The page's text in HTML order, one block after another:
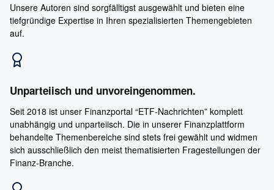
Unsere Autoren sind sorgfälltigst ausgewählt und bieten eine
tiefgründige Expertise in Ihren spezialisierten Themengebieten
auf.
Unparteiisch und unvoreingenommen.
Seit 2018 ist unser Finanzportal “ETF-Nachrichten” komplett
unabhängig und unparteiisch. Die in unserer Finanzplattform
behandelte Themenbereiche sind stets frei gewählt und widmen
sich ausschließlich den meist thematisierten Fragestellungen der
Finanz-Branche.